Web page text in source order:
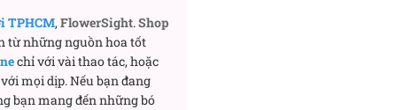
nụ nhỏ, tạo độ
nhẹ hơn, giống như
TPHCM,FlowerSight.Shop
từ những nguồn hoa tốt
chỉ với vài thao tác, hoặc
mọi dịp. Nếu bạn đang
bạn mang đến những bó